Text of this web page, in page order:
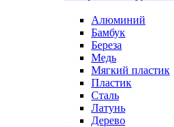
Алюминий
Бамбук
Береза
Медь
Мягкий пластик
Пластик
Сталь
Латунь
Дерево